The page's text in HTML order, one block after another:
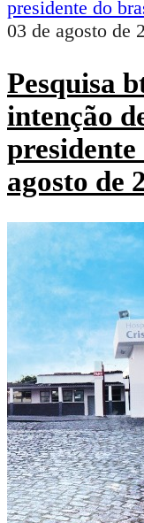
03 de agosto de
Pesquisa
intenção
agosto de